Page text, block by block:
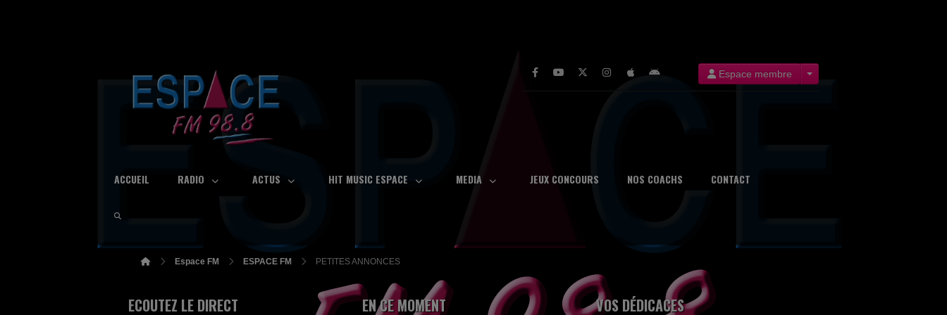
Espace membre
ACCUEIL RADIO ACTUS HIT MUSIC ESPACE MEDIA JEUX CONCOURS NOS COACHS CONTACT
Espace FM ESPACE FM PETITES ANNONCES
ECOUTEZ LE DIRECT EN CE MOMENT VOS DÉDICACES